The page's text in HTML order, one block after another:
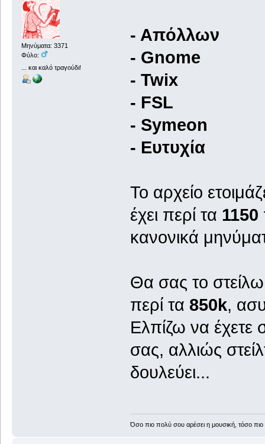
Μηνύματα: 3371
Φύλο:
... και καλό τραγούδι!
- Απόλλων
- Gnome
- Twix
- FSL
- Symeon
- Ευτυχία
Το αρχείο
έχει περί τα 1150
κανονικά
Θα σας το
περί τα 850k,
Ελπίζω να έχετε
σας, αλλιώς
δουλεύει...
Όσο πιο πολύ σου αρέσει η μουσική, τόσο